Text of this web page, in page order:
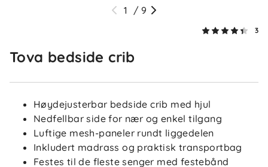
1 / 9
3
Tova bedside crib
Høydejusterbar bedside crib med hjul
Nedfellbar side for nær og enkel tilgang
Luftige mesh-paneler rundt liggedelen
Inkludert madrass og praktisk transportbag
Festes til de fleste senger med festebånd
4.3
basert på 3 anmeldelser
4
3
2
1